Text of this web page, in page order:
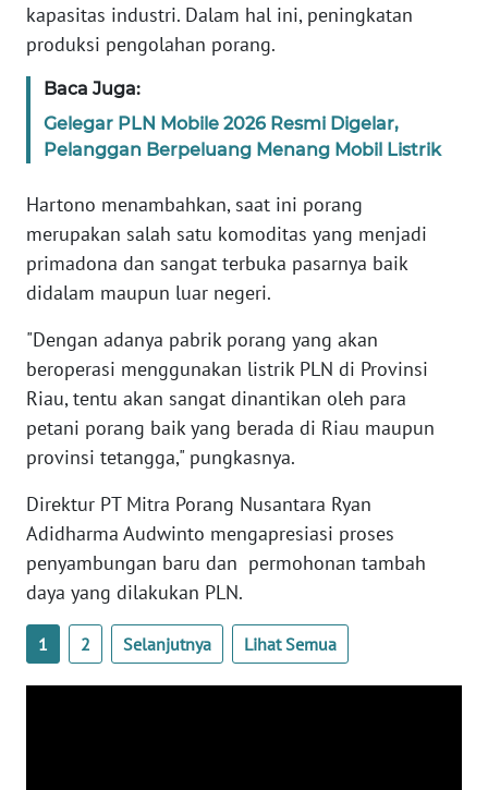
kapasitas industri. Dalam hal ini, peningkatan
produksi pengolahan porang.
Baca Juga:
Gelegar PLN Mobile 2026 Resmi Digelar,
Pelanggan Berpeluang Menang Mobil Listrik
Hartono menambahkan, saat ini porang
merupakan salah satu komoditas yang menjadi
primadona dan sangat terbuka pasarnya baik
didalam maupun luar negeri.
"Dengan adanya pabrik porang yang akan
beroperasi menggunakan listrik PLN di Provinsi
Riau, tentu akan sangat dinantikan oleh para
petani porang baik yang berada di Riau maupun
provinsi tetangga," pungkasnya.
Direktur PT Mitra Porang Nusantara Ryan
Adidharma Audwinto mengapresiasi proses
penyambungan baru dan permohonan tambah
daya yang dilakukan PLN.
1 2 Selanjutnya Lihat Semua
NTT
WN
KEPRI
PAPUA
WN
BARAT
WN
RIAU
SERAMBI
WN
JAMBI
SULTRA